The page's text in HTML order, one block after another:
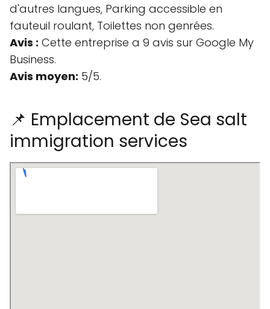
d'autres langues, Parking accessible en
fauteuil roulant, Toilettes non genrées.
Avis : Cette entreprise a 9 avis sur Google My
Business.
Avis moyen: 5/5.
📌 Emplacement de Sea salt
immigration services